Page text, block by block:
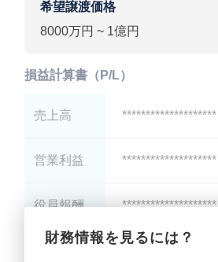
希望譲渡価格
8000万円 ~ 1億円
財務情報を見るには？
損益計算書（P/L）
売上高 ********************
営業利益 ********************
役員報酬 ********************